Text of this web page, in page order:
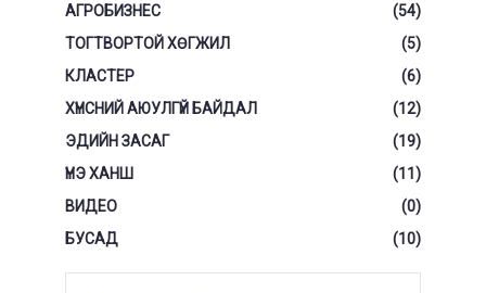
АГРОБИЗНЕС
(54)
ТОГТВОРТОЙ ХӨГЖИЛ
(5)
КЛАСТЕР
(6)
ХҮНСНИЙ АЮУЛГҮЙ БАЙДАЛ
(12)
ЭДИЙН ЗАСАГ
(19)
ҮНЭ ХАНШ
(11)
ВИДЕО
(0)
БУСАД
(10)